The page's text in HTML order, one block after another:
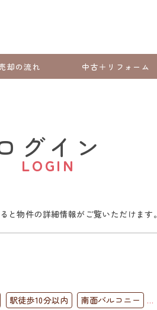
却の流れ 中古＋リフォーム
グイン
LOGIN
物件の詳細情報がご覧いただけます。
駅徒歩10分以内
南面バルコニー